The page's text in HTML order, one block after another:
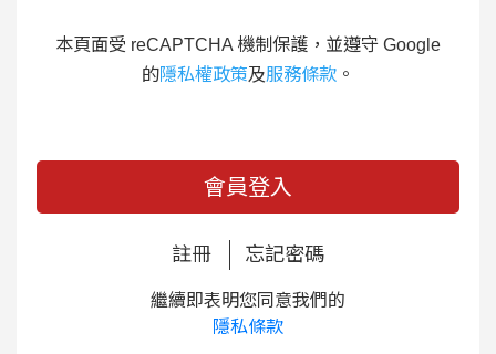
本頁面受 reCAPTCHA 機制保護，並遵守 Google
的隱私權政策及服務條款 。
會員登入
註冊 忘記密碼
繼續即表明您同意我們的
隱私條款